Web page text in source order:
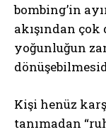
bombing’in
akışından
yoğunluğun
Kişi henüz
tanımadan